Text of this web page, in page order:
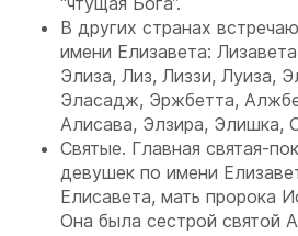
В других странах
имени Елизавета:
Элиза, Лиз, Лиззи, Луиза,
Эласадж, Эржбетта,
Алисава, Элзира, Элишка,
Святые. Главная святая-
девушек по имени
Елисавета, мать пророка
Она была сестрой святой